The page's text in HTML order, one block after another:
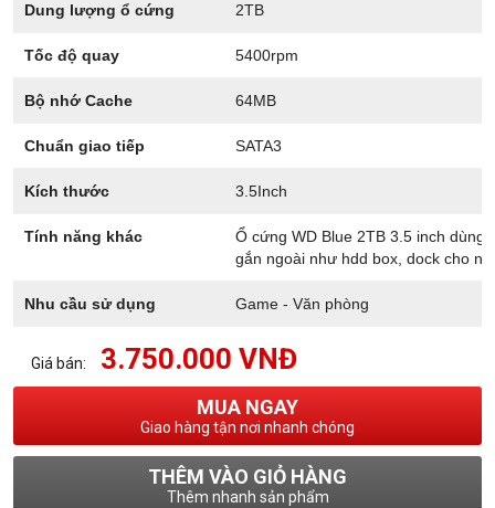
Dung lượng ổ cứng 2TB
Tốc độ quay 5400rpm
Bộ nhớ Cache 64MB
Chuẩn giao tiếp SATA3
Kích thước 3.5Inch
Tính năng khác
Ổ cứng WD Blue 2TB 3.5 inch dùng
gắn ngoài như hdd box, dock cho
Nhu cầu sử dụng Game - Văn phòng
Giá bán: 3.750.000 VNĐ
MUA NGAY
Giao hàng tận nơi nhanh chóng
THÊM VÀO GIỎ HÀNG
Thêm nhanh sản phẩm